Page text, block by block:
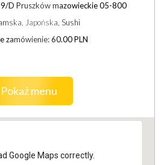
D Pruszków mazowieckie 05-800
Japońska, Sushi
zamówienie: 60.00 PLN
Pokaż menu
Google Maps correctly.